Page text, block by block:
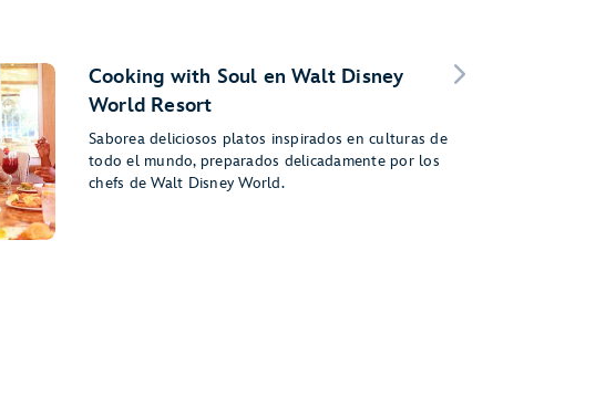
Cooking with Soul en Walt Disney
World Resort
Saborea deliciosos platos inspirados en culturas de
todo el mundo, preparados delicadamente por los
chefs de Walt Disney World.